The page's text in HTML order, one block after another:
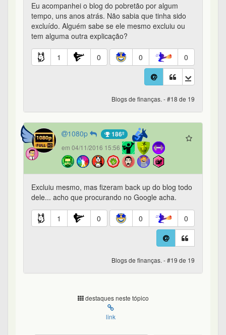
Eu acompanhei o blog do pobretão por algum
tempo, uns anos atrás. Não sabia que tinha sido
excluído. Alguém sabe se ele mesmo excluiu ou
tem alguma outra explicação?
1 0 0 0
Blogs de finanças. - #18 de 19
1080p 186º
em 04/11/2016 15:56
Excluiu mesmo, mas fizeram back up do blog todo
dele... acho que procurando no Google acha.
1 0 0 0
Blogs de finanças. - #19 de 19
destaques neste tópico
link